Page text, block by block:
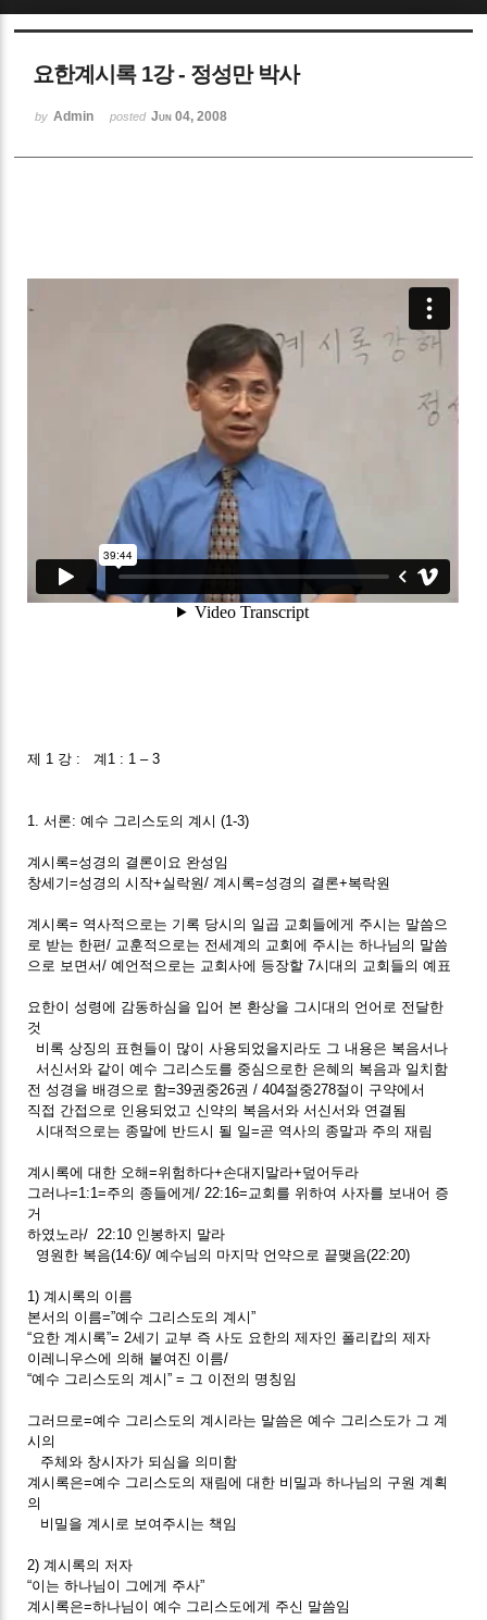
요한계시록 1강 - 정성만 박사
by Admin posted Jun 04, 2008
제 1 강 : 계1 : 1 – 3
1. 서론: 예수 그리스도의 계시 (1-3)
계시록=성경의 결론이요 완성임
창세기=성경의 시작+실락원/ 계시록=성경의 결론+복락원
계시록= 역사적으로는 기록 당시의 일곱 교회들에게 주시는 말씀으
로 받는 한편/ 교훈적으로는 전세계의 교회에 주시는 하나님의 말씀
으로 보면서/ 예언적으로는 교회사에 등장할 7시대의 교회들의 예표
요한이 성령에 감동하심을 입어 본 환상을 그시대의 언어로 전달한
것
비록 상징의 표현들이 많이 사용되었을지라도 그 내용은 복음서나
서신서와 같이 예수 그리스도를 중심으로한 은혜의 복음과 일치함
전 성경을 배경으로 함=39권중26권 / 404절중278절이 구약에서
직접 간접으로 인용되었고 신약의 복음서와 서신서와 연결됨
시대적으로는 종말에 반드시 될 일=곧 역사의 종말과 주의 재림
계시록에 대한 오해=위험하다+손대지말라+덮어두라
그러나=1:1=주의 종들에게/ 22:16=교회를 위하여 사자를 보내어 증
거
하였노라/ 22:10 인봉하지 말라
영원한 복음(14:6)/ 예수님의 마지막 언약으로 끝맺음(22:20)
1) 계시록의 이름
본서의 이름=”예수 그리스도의 계시”
“요한 계시록”= 2세기 교부 즉 사도 요한의 제자인 폴리캅의 제자
이레니우스에 의해 붙여진 이름/
“예수 그리스도의 계시” = 그 이전의 명칭임
그러므로=예수 그리스도의 계시라는 말씀은 예수 그리스도가 그 계
시의
주체와 창시자가 되심을 의미함
계시록은=예수 그리스도의 재림에 대한 비밀과 하나님의 구원 계획
의
비밀을 계시로 보여주시는 책임
2) 계시록의 저자
“이는 하나님이 그에게 주사”
계시록은=하나님이 예수 그리스도에게 주신 말씀임
Sketchbook5, 스케치북5